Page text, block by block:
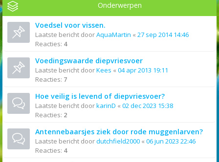
Onderwerpen
Voedsel voor vissen.
Laatste bericht doorAquaMartin « 27 sep 2014 14:46
Reacties: 4
Voedingswaarde diepvriesvoer
Laatste bericht doorKees « 04 apr 2013 19:11
Reacties: 7
Hoe veilig is levend of diepvriesvoer?
Laatste bericht doorkarinD « 02 dec 2023 15:38
Reacties: 2
Antennebaarsjes ziek door rode muggenlarven?
Laatste bericht doordutchfield2000 « 06 jun 2023 22:46
Reacties: 4